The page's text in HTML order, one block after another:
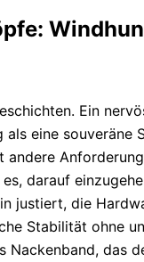
Ein
eine souveräne
darauf
justiert, die
Stabilität ohne
Nackenband, das